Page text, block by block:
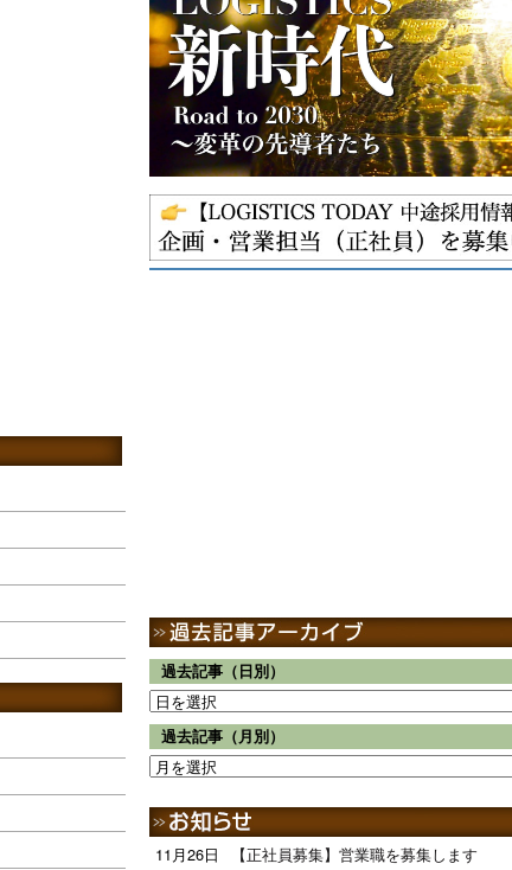
過去記事（日別）
過去記事（月別）
11月26日 【正社員募集】営業職を募集します